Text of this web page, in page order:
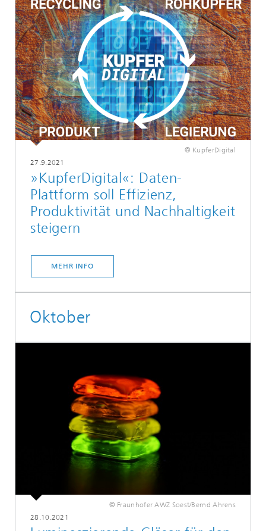
© KupferDigital
27.9.2021
»KupferDigital«: Daten-
Plattform soll Effizienz,
Produktivität und Nachhaltigkeit
steigern
MEHR INFO
Oktober
© Fraunhofer AWZ Soest/Bernd Ahrens
28.10.2021